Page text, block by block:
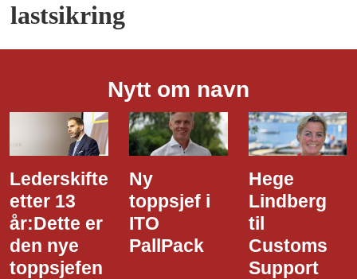
lastsikring
Nytt om navn
Ny
toppsjef i
ITO
PallPack
Hege
Lindberg
til
Customs
Dette er
den nye
i Narvik
Havn